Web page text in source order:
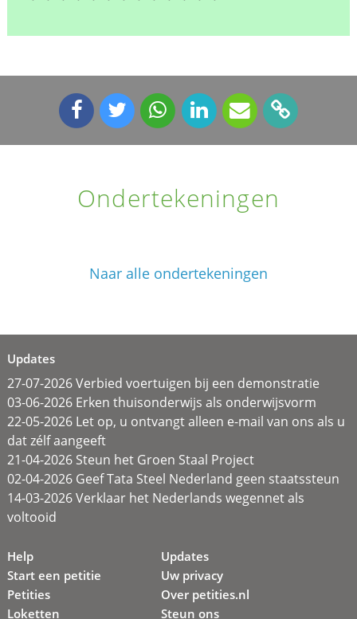
Ondertekeningen
Naar alle ondertekeningen
Updates
27-07-2026 Verbied voertuigen bij een demonstratie
03-06-2026 Erken thuisonderwijs als onderwijsvorm
22-05-2026 Let op, u ontvangt alleen e-mail van ons als u
dat zélf aangeeft
21-04-2026 Steun het Groen Staal Project
02-04-2026 Geef Tata Steel Nederland geen staatssteun
14-03-2026 Verklaar het Nederlands wegennet als
voltooid
Help
Start een petitie
Petities
Loketten
Updates
Uw privacy
Over petities.nl
Steun ons